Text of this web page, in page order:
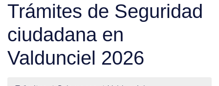
Trámites de Seguridad
ciudadana en
Valdunciel 2026